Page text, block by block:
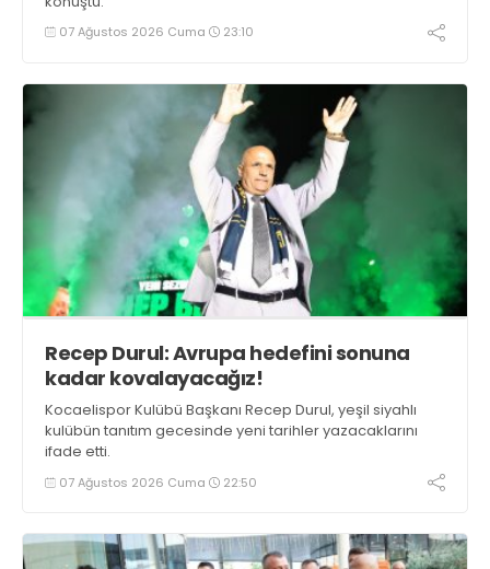
07 Ağustos 2026 Cuma 23:10
Recep Durul: Avrupa hedefini sonuna
kadar kovalayacağız!
Kocaelispor Kulübü Başkanı Recep Durul, yeşil siyahlı
kulübün tanıtım gecesinde yeni tarihler yazacaklarını
ifade etti.
07 Ağustos 2026 Cuma 22:50